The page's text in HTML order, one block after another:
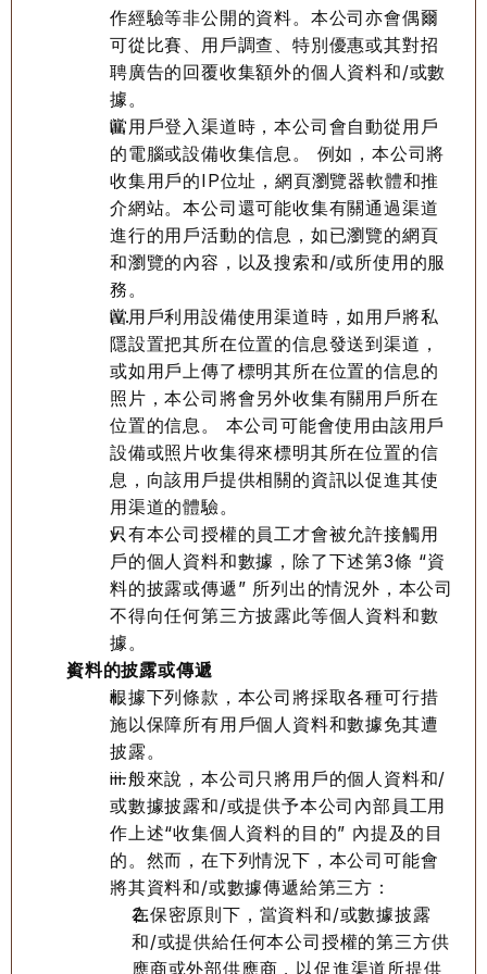
作經驗等非公開的資料。本公司亦會偶爾
可從比賽、用戶調查、特別優惠或其對招
聘廣告的回覆收集額外的個人資料和/或數
據。
當用戶登入渠道時，本公司會自動從用戶
的電腦或設備收集信息。 例如，本公司將
收集用戶的IP位址，網頁瀏覽器軟體和推
介網站。本公司還可能收集有關通過渠道
進行的用戶活動的信息，如已瀏覽的網頁
和瀏覽的內容，以及搜索和/或所使用的服
務。
當用戶利用設備使用渠道時，如用戶將私
隱設置把其所在位置的信息發送到渠道，
或如用戶上傳了標明其所在位置的信息的
照片，本公司將會另外收集有關用戶所在
位置的信息。 本公司可能會使用由該用戶
設備或照片收集得來標明其所在位置的信
息，向該用戶提供相關的資訊以促進其使
用渠道的體驗。
只有本公司授權的員工才會被允許接觸用
戶的個人資料和數據，除了下述第3條 “資
料的披露或傳遞” 所列出的情況外，本公司
不得向任何第三方披露此等個人資料和數
據。
資料的披露或傳遞
根據下列條款，本公司將採取各種可行措
施以保障所有用戶個人資料和數據免其遭
披露。
一般來說，本公司只將用戶的個人資料和/
或數據披露和/或提供予本公司內部員工用
作上述“收集個人資料的目的” 內提及的目
的。然而，在下列情況下，本公司可能會
將其資料和/或數據傳遞給第三方：
在保密原則下，當資料和/或數據披露
和/或提供給任何本公司授權的第三方供
應商或外部供應商，以促進渠道所提供